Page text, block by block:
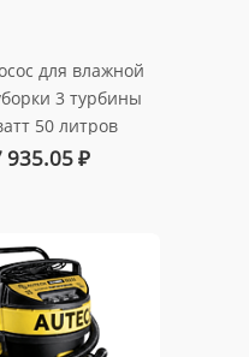
для влажной
3 турбины
50 литров
au-0150336
935.05₽